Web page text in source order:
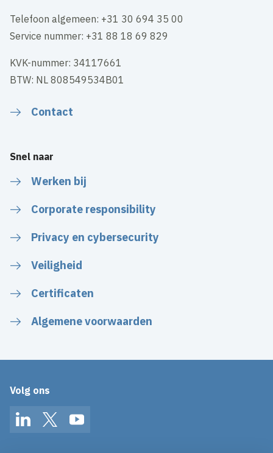
Telefoon algemeen: +31 30 694 35 00
Service nummer: +31 88 18 69 829
KVK-nummer: 34117661
BTW: NL 808549534B01
Contact
Snel naar
Werken bij
Corporate responsibility
Privacy en cybersecurity
Veiligheid
Certificaten
Algemene voorwaarden
Volg ons
LinkedInTwitterYouTube